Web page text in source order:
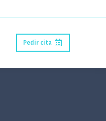
Pedir cita